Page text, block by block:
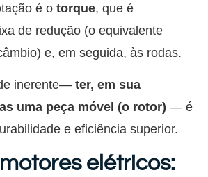
é o torque, que é
de redução (o equivalente
e, em seguida, às rodas.
inerente— ter, em sua
uma peça móvel (o rotor) — é
e eficiência superior.
elétricos: